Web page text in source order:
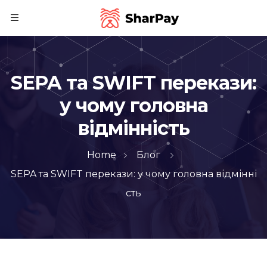
SEPA та SWIFT перекази:
у чому головна
відмінність
Home
Блог
SEPA та SWIFT перекази: у чому головна відмінні
сть